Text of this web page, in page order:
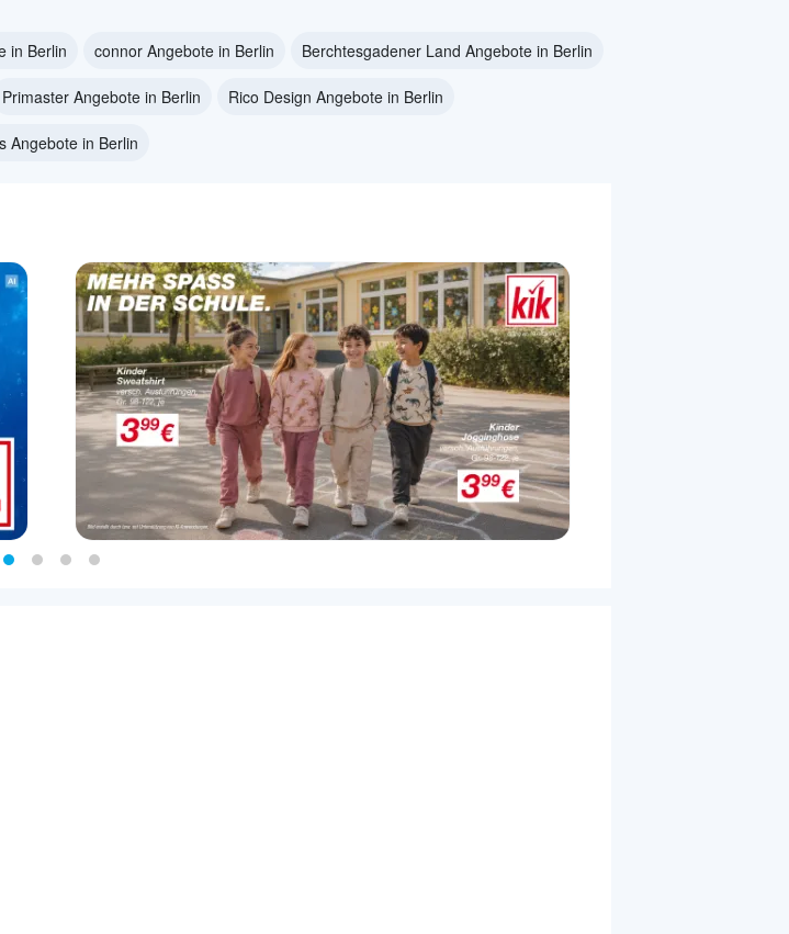
in Berlin connor Angebote in Berlin Berchtesgadener Land Angebote in Berlin
Primaster Angebote in Berlin Rico Design Angebote in Berlin
Angebote in Berlin